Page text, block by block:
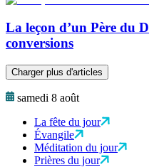
La leçon d’un Père du
conversions
Charger plus d'articles
samedi 8 août
La fête du jour
Évangile
Méditation du jour
Prières du jour